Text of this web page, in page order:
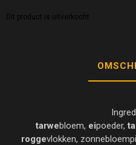
Dit product is uitverkocht
tarwebloem, eipoeder,
roggevlokken,